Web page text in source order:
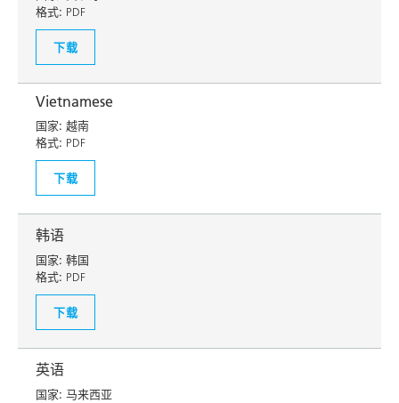
格式: PDF
下载
Vietnamese
国家: 越南
格式: PDF
下载
韩语
国家: 韩国
格式: PDF
下载
英语
国家: 马来西亚